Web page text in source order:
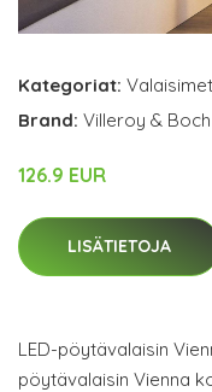
Kategoriat: Valaisimet
Brand: Villeroy & Boch
126.9 EUR
LISÄTIETOJA
LED-pöytävalaisin
pöytävalaisin Vienna